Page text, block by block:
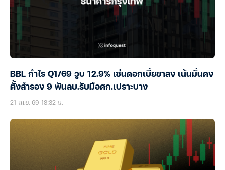
BBL กำไร Q1/69 วูบ 12.9% เซ่นดอกเบี้ยขาลง เน้นมั่นคง
ตั้งสำรอง 9 พันลบ.รับมือศก.เปราะบาง
21 เม.ย. 69 18:32 น.